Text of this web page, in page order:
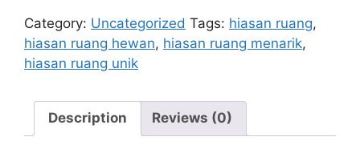
BERBENTUK
HEWAN
TERMURAH
quantity
Category: Uncategorized Tags: hiasan ruang,
hiasan ruang hewan, hiasan ruang menarik,
hiasan ruang unik
Description Reviews (0)